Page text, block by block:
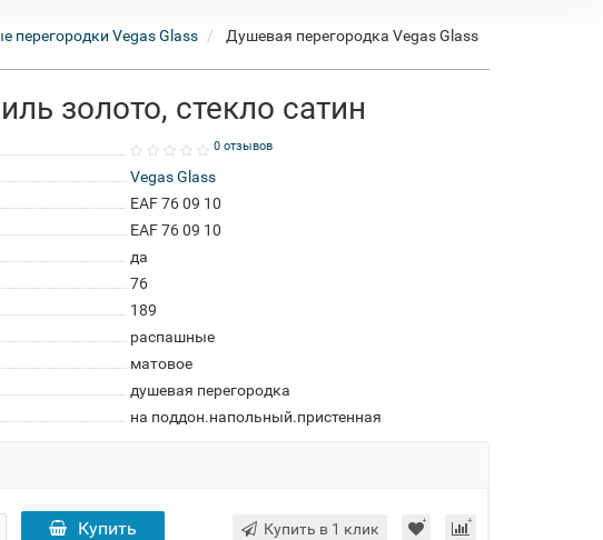
перегородки Vegas Glass
Душевая перегородка Vegas Glass
золото, стекло сатин
0 отзывов
Vegas Glass
EAF 76 09 10
EAF 76 09 10
да
76
189
распашные
матовое
душевая перегородка
на поддон.напольный.пристенная
Купить Купить в 1 клик